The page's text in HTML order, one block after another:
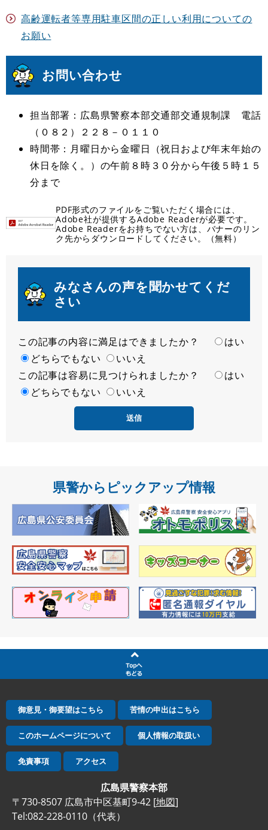
高齢運転者等専用駐車区間の正しい利用についての
お願い
お問い合わせ
担当部署：広島県警察本部交通部交通規制課 電話
（０８２）２２８－０１１０
時間帯：月曜日から金曜日（祝日および年末年始の
休日を除く。）の午前８時３０分から午後５時１５
分まで
PDF形式のファイルをご覧いただく場合には、
Adobe社が提供するAdobe Readerが必要です。
Adobe Readerをお持ちでない方は、バナーのリン
ク先からダウンロードしてください。（無料）
みなさんの声を聞かせてくだ
さい
満
足
度
この記事の内容に満足はできましたか？
はい
どちらでもない
いいえ
容
易
この記事は容易に見つけられましたか？
はい
どちらでもない
いいえ
県警からピックアップ情報
御意見・御要望はこちら 苦情の申出はこちら
このホームページについて 個人情報の取扱い
免責事項 アクセス
広島県警察本部
〒730-8507 広島市中区基町9-42 [地図]
Tel:082-228-0110（代表）